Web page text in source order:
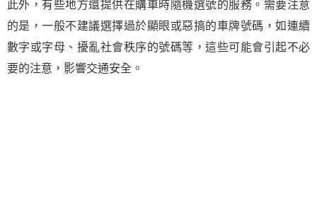
此外，有些地方還提供在購車時隨機選號的服務。需要注意
的是，一般不建議選擇過於顯眼或惡搞的車牌號碼，如連續
數字或字母、擾亂社會秩序的號碼等，這些可能會引起不必
要的注意，影響交通安全。